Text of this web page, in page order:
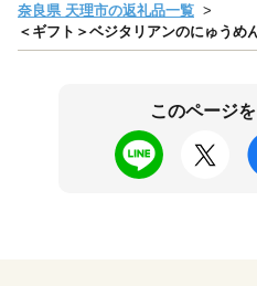
奈良県 天理市の返礼品一覧
＜ギフト＞ベジタリアンのにゅうめ
このページ